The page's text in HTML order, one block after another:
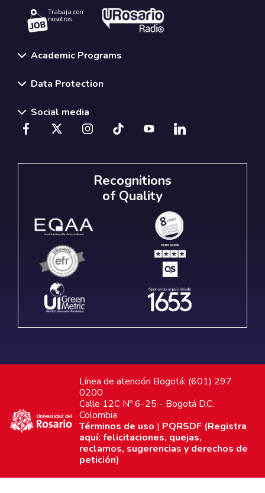
Trabaja con
nosotros.
Academic Programs
Data Protection
Social media
Recognitions
of Quality
Línea de atención Bogotá: (601) 297
0200
Calle 12C Nº 6-25 - Bogotá D.C.
Colombia
Términos de uso | PQRSDF (Registra
aquí: felicitaciones, quejas,
reclamos, sugerencias y derechos de
petición)